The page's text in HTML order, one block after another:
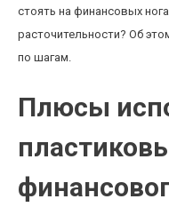
стоять на финансовых
расточительности? Об
по шагам.
Плюсы